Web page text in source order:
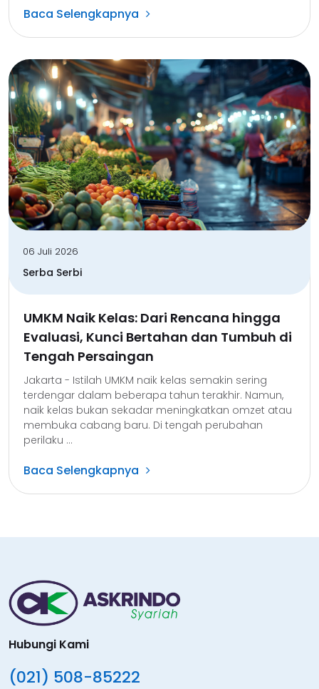
Baca Selengkapnya
06 Juli 2026
Serba Serbi
UMKM Naik Kelas: Dari Rencana hingga
Evaluasi, Kunci Bertahan dan Tumbuh di
Tengah Persaingan
Jakarta - Istilah UMKM naik kelas semakin sering
terdengar dalam beberapa tahun terakhir. Namun,
naik kelas bukan sekadar meningkatkan omzet atau
membuka cabang baru. Di tengah perubahan
perilaku ...
Baca Selengkapnya
Hubungi Kami
(021) 508-85222